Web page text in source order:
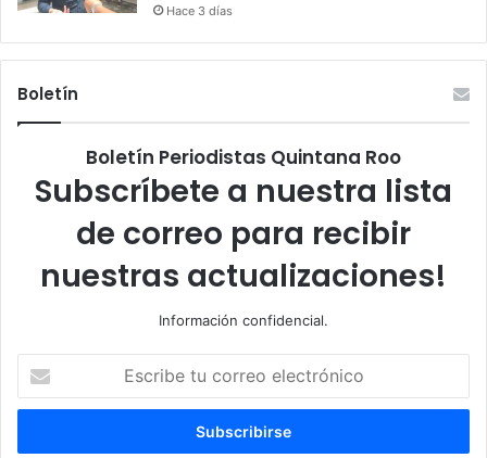
Hace 3 días
Boletín
Boletín Periodistas Quintana Roo
Subscríbete a nuestra lista
de correo para recibir
nuestras actualizaciones!
Información confidencial.
correo